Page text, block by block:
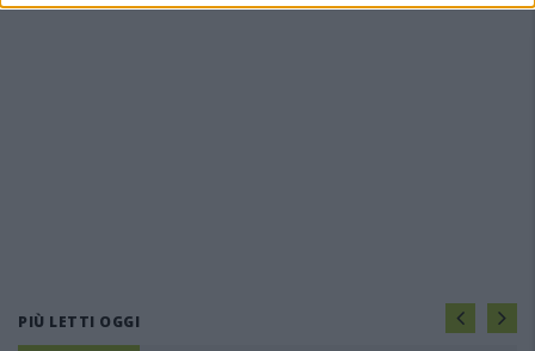
PIÙ LETTI OGGI